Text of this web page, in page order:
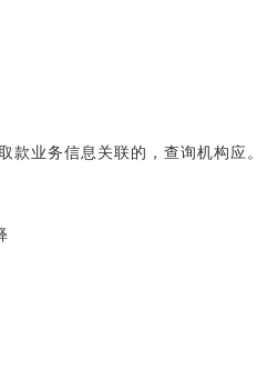
款业务信息关联的，查询机构应。